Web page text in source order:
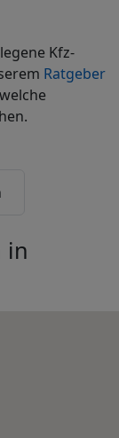
Kfz-
Ratgeber
in